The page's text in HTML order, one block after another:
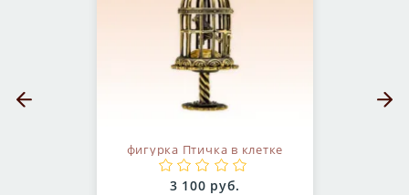
фигурка Птичка в клетке
Цена:
3 100 руб.
Предыдущий слайд